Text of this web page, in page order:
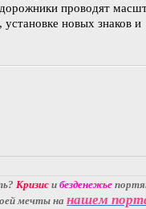
проводят
новых знаков и
Кризис и безденежье
мечты на нашем